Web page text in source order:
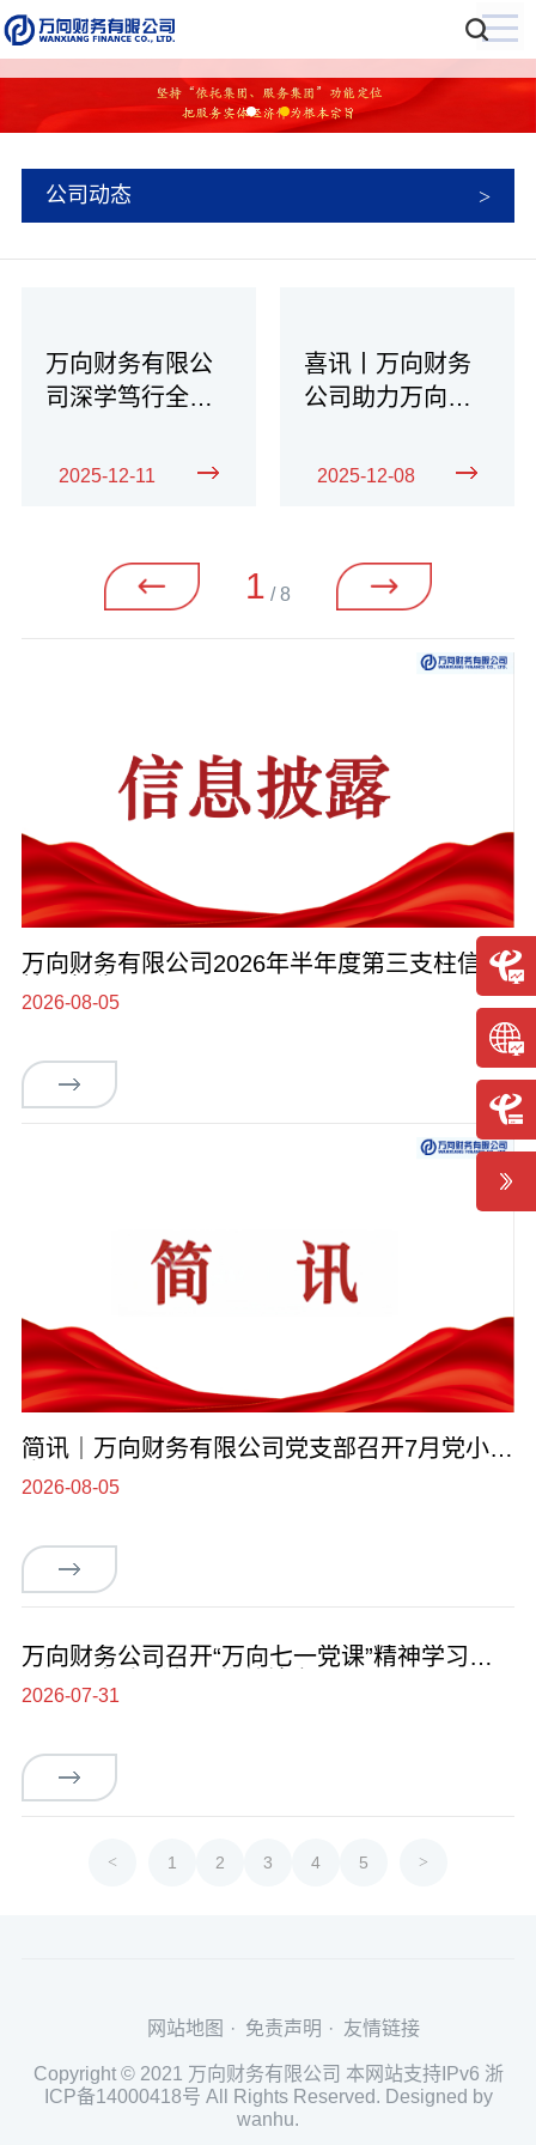
公司动态
万向财务有限公
司深学笃行全会
五”发展蓝图
2025-12-11
喜讯丨万向财务
公司助力万向钱
“最佳产业数字金
2025-12-08
1 /8
万向财务有限公司2026年半年度第三支柱信息
披露报告
2026-08-05
简讯｜万向财务有限公司党支部召开7月党小组
2026-08-05
万向财务公司召开“万向七一党课”精神学习会
暨2026年上半年工作总结会
2026-07-31
< 1 2 3 4 5 >
网站地图 免责声明 友情链接
Copyright © 2021 万向财务有限公司 本网站支持IPv6 浙
ICP备14000418号 All Rights Reserved. Designed by
wanhu.